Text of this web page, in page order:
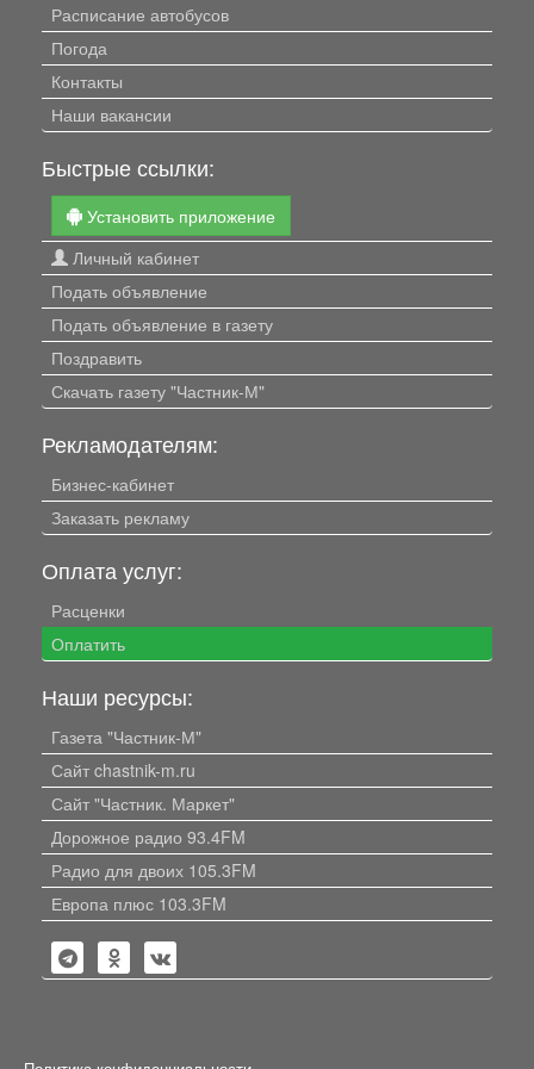
Расписание автобусов
Погода
Контакты
Наши вакансии
Быстрые ссылки:
Установить приложение
Личный кабинет
Подать объявление
Подать объявление в газету
Поздравить
Скачать газету "Частник-М"
Рекламодателям:
Бизнес-кабинет
Заказать рекламу
Оплата услуг:
Расценки
Оплатить
Наши ресурсы:
Газета "Частник-М"
Сайт chastnik-m.ru
Сайт "Частник. Маркет"
Дорожное радио 93.4FM
Радио для двоих 105.3FM
Европа плюс 103.3FM